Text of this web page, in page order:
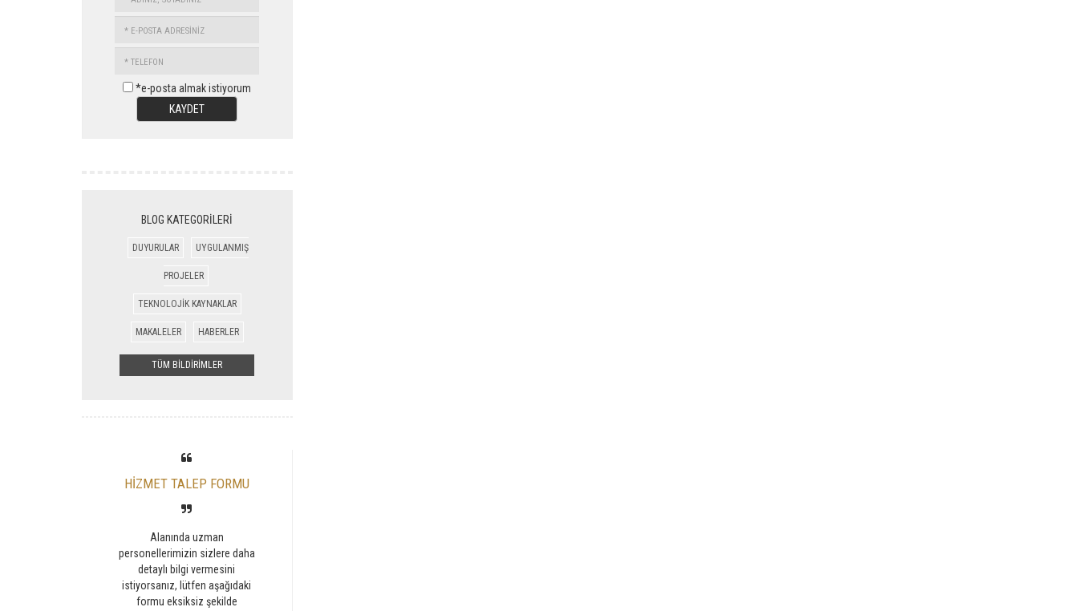
*e-posta almak istiyorum
KAYDET
BLOG KATEGORİLERİ
DUYURULAR UYGULANMIŞ
PROJELER
TEKNOLOJİK KAYNAKLAR
MAKALELER HABERLER
TÜM BİLDİRİMLER
HİZMET TALEP FORMU
Alanında uzman
personellerimizin sizlere daha
detaylı bilgi vermesini
istiyorsanız, lütfen aşağıdaki
formu eksiksiz şekilde